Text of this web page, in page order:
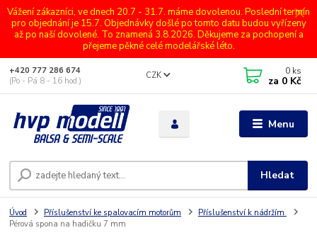
Vážení zákazníci, ve dnech 20.7 - 31.7. máme dovolenou. Poslední termín
pro objednání je 15.7. Objednávky došlé po tomto datu budou vyřízeny
až po naší dovolené. To znamená 3.8.2026. Děkujeme za pochopení a
přejeme pěkné celé modelářské léto.
Menu
CZK
Hledat
+420 777 286 674
(Po - Pá 8 - 16 hod.)
0 ks
za 0 Kč
Úvod Příslušenství ke spalovacím motorům
Příslušenství k nádržím
Pérová spona na hadičku 7 mm